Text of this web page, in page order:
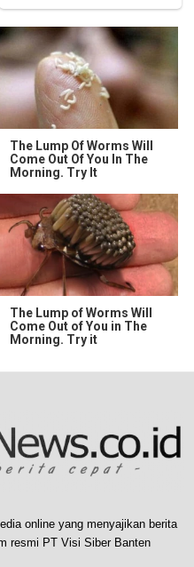
The Lump Of Worms Will
Come Out Of You In The
Morning. Try It
The Lump of Worms Will
Come Out of You in The
Morning. Try it
online yang menyajikan berita
resmi PT Visi Siber Banten